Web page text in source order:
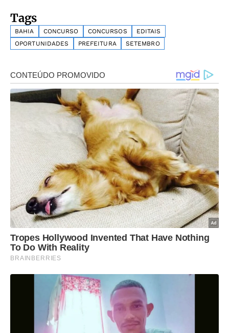
Tags
BAHIA CONCURSO CONCURSOS
EDITAIS
OPORTUNIDADES
PREFEITURA SETEMBRO